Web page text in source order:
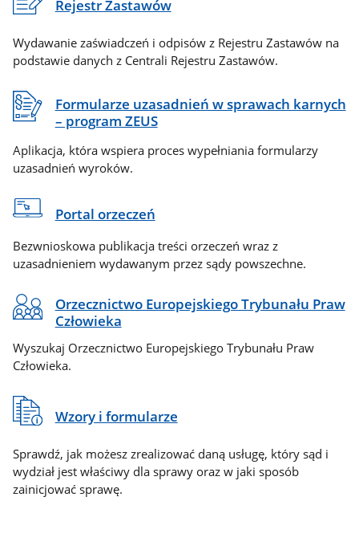
Rejestr Zastawów
Wydawanie zaświadczeń i odpisów z Rejestru Zastawów na
podstawie danych z Centrali Rejestru Zastawów.
Formularze uzasadnień w sprawach karnych
– program ZEUS
Aplikacja, która wspiera proces wypełniania formularzy
uzasadnień wyroków.
Portal orzeczeń
Bezwnioskowa publikacja treści orzeczeń wraz z
uzasadnieniem wydawanym przez sądy powszechne.
Orzecznictwo Europejskiego Trybunału Praw
Człowieka
Wyszukaj Orzecznictwo Europejskiego Trybunału Praw
Człowieka.
Wzory i formularze
Sprawdź, jak możesz zrealizować daną usługę, który sąd i
wydział jest właściwy dla sprawy oraz w jaki sposób
zainicjować sprawę.